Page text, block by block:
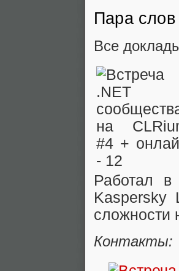
Пара слов
Все
Работал в
Kaspersky
сложности
Контакты: